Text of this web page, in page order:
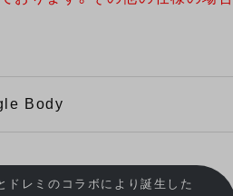
Body
ドレミのコラボにより誕生した